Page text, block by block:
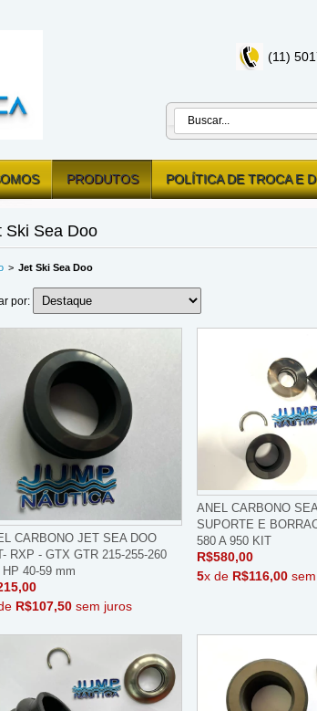
(11)
PRODUTOS POLÍTICA DE TROCA E
Ski Sea Doo
> Jet Ski Sea Doo
por:
CARBONO JET SEA DOO
RXP - GTX GTR 215-255-260
HP 40-59 mm
R$107,50 sem juros
ANEL CARBONO
SUPORTE E
580 A 950 KIT
R$580,00
5x de R$116,00